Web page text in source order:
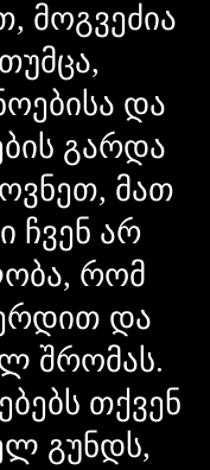
მოგვეძია
და
გარდა
მათ
ჩვენ არ
რომ
და
შრომას.
თქვენ
გუნდს,